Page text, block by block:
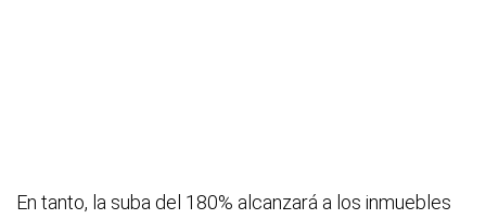
En tanto, la suba del 180% alcanzará a los inmuebles